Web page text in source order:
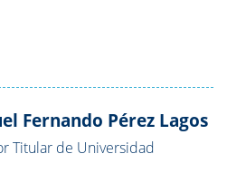
Fernando Pérez Lagos
Titular de Universidad